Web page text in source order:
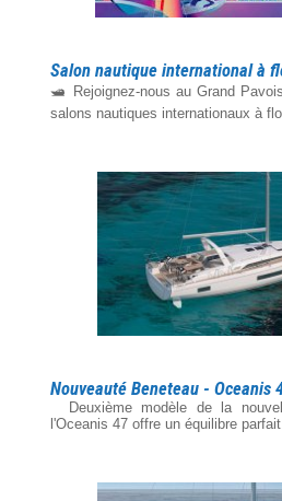
Salon nautique international à
🛥️ Rejoignez-nous au Grand
salons nautiques internationaux à
Nouveauté Beneteau - Oceanis
Deuxième modèle de la
l'Oceanis 47 offre un équilibre